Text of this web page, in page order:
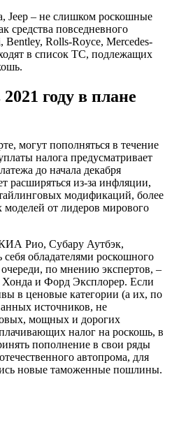
Jeep – не слишком роскошные
средства повседневного
Bentley, Rolls-Royce, Mercedes-
в список ТС, подлежащих
году в плане
могут пополняться в течение
налога предусматривает
до начала декабря
расширяться из-за инфляции,
модификаций, более
от лидеров мирового
Рио, Субару Аутбэк,
обладателями роскошного
по мнению экспертов, –
и Форд Эксплорер. Если
в ценовые категории (а их, по
источников, не
мощных и дорогих
налог на роскошь, в
пополнение в свои ряды
автопрома, для
новые таможенные пошлины.